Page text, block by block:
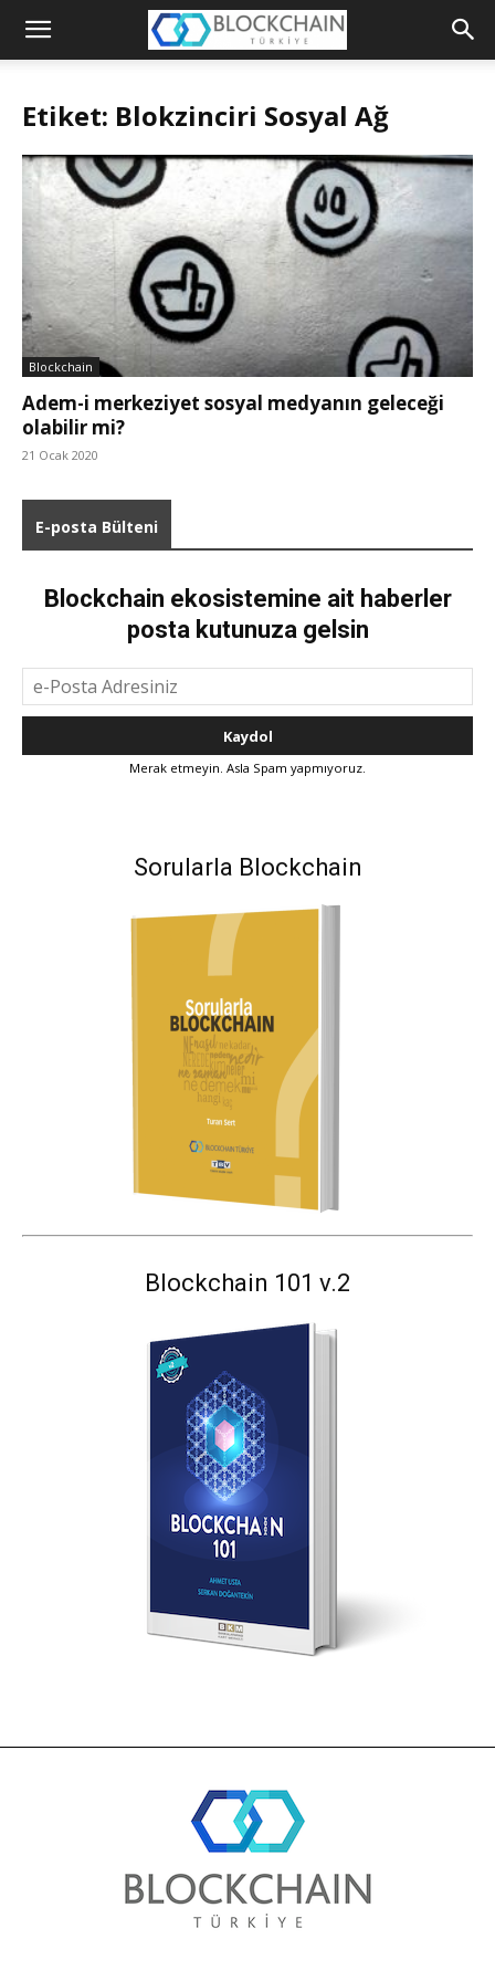
Blockchain
Etiket: Blokzinciri Sosyal Ağ
Blockchain
Adem-i merkeziyet sosyal medyanın geleceği
olabilir mi?
21 Ocak 2020
E-posta Bülteni
Blockchain ekosistemine ait haberler
posta kutunuza gelsin
Merak etmeyin. Asla Spam yapmıyoruz.
Sorularla Blockchain
Blockchain 101 v.2